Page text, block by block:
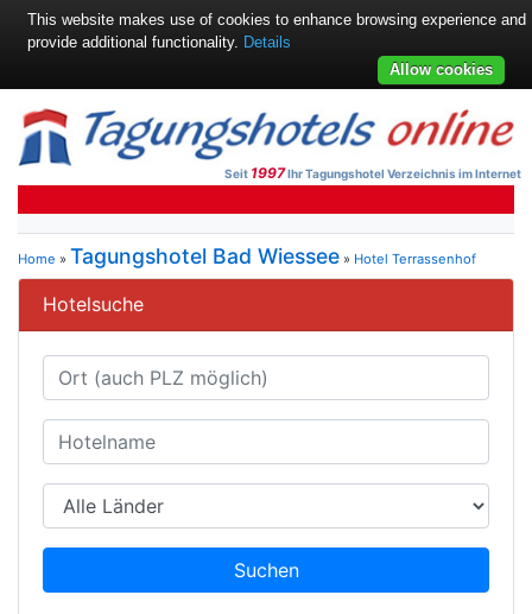
Seit 1997Ihr Tagungshotel Verzeichnis im Internet
Home » Tagungshotel Bad Wiessee » Hotel Terrassenhof
Hotelsuche
Suchen
This website makes use of cookies to enhance browsing experience and
provide additional functionality. Details
Allow cookies